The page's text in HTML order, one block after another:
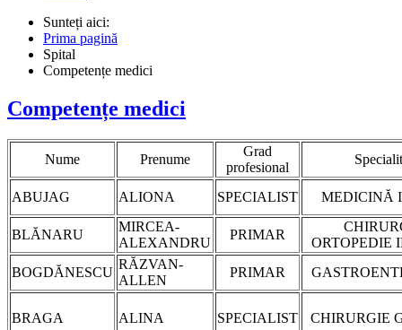
Sunteți aici:
Prima pagină
Spital
Competențe medici
Competențe medici
Nume Prenume
Grad
profesional
ABUJAG ALIONA SPECIALIST MEDICINĂ
BLĂNARU
MIRCEA-
ALEXANDRU
PRIMAR
ORTOPEDIE
BOGDĂNESCU
RĂZVAN-
ALLEN
PRIMAR
BRAGA ALINA SPECIALIST CHIRURGIE